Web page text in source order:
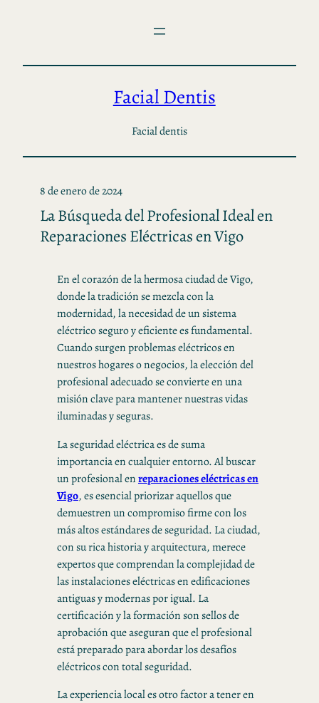
Facial Dentis
Facial dentis
8 de enero de 2024
La Búsqueda del Profesional Ideal en
Reparaciones Eléctricas en Vigo
En el corazón de la hermosa ciudad de Vigo,
donde la tradición se mezcla con la
modernidad, la necesidad de un sistema
eléctrico seguro y eficiente es fundamental.
Cuando surgen problemas eléctricos en
nuestros hogares o negocios, la elección del
profesional adecuado se convierte en una
misión clave para mantener nuestras vidas
iluminadas y seguras.
La seguridad eléctrica es de suma
importancia en cualquier entorno. Al buscar
un profesional enreparaciones eléctricas en
Vigo, es esencial priorizar aquellos que
demuestren un compromiso firme con los
más altos estándares de seguridad. La ciudad,
con su rica historia y arquitectura, merece
expertos que comprendan la complejidad de
las instalaciones eléctricas en edificaciones
antiguas y modernas por igual. La
certificación y la formación son sellos de
aprobación que aseguran que el profesional
está preparado para abordar los desafíos
eléctricos con total seguridad.
La experiencia local es otro factor a tener en